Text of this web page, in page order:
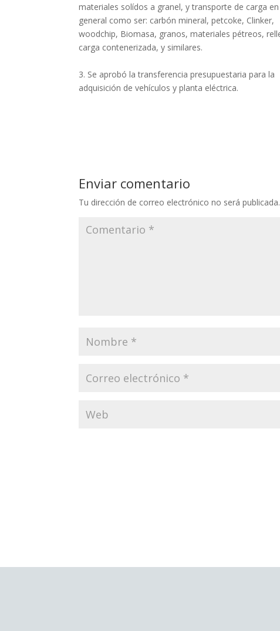
materiales solídos a granel, y transporte de carga en
general como ser: carbón mineral, petcoke, Clinker,
woodchip, Biomasa, granos, materiales pétreos,
carga contenerizada, y similares.
3. Se aprobó la transferencia presupuestaria para la
adquisición de vehículos y planta eléctrica.
Enviar comentario
Tu dirección de correo electrónico no será publicada.